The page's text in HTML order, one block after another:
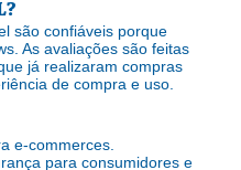
são confiáveis porque
As avaliações são feitas
já realizaram compras
de compra e uso.
e-commerces.
para consumidores e